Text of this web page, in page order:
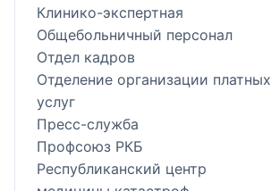
Клинико-экспертная
Общебольничный персонал
Отдел кадров
Отделение организации платных
услуг
Пресс-служба
Профсоюз РКБ
Республиканский центр